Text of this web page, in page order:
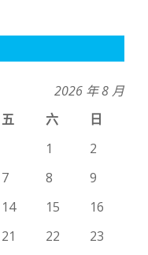
2026 年 8 月
五 六
日
1
2
7 8
9
14 15
16
21 22
23